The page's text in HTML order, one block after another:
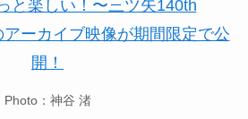
Photo：神谷 渚